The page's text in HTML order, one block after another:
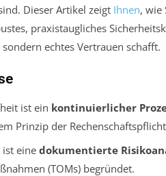
Dieser Artikel zeigt Ihnen, wie
praxistaugliches
echtes Vertrauen schafft.
ist ein kontinuierlicher
Prinzip der Rechenschaftspflicht
ist eine dokumentierte
(TOMs) begründet.